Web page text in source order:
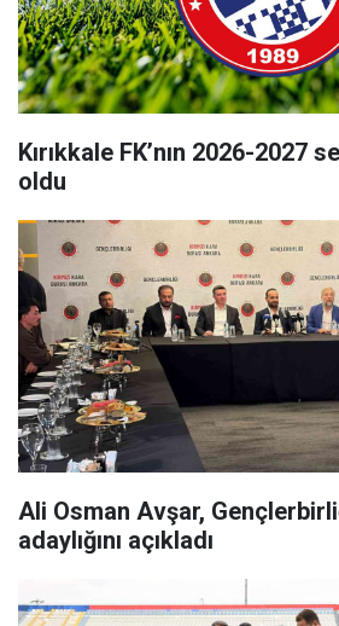
Kırıkkale FK’nın 2026-2027
oldu
Ali Osman Avşar,
adaylığını açıkladı